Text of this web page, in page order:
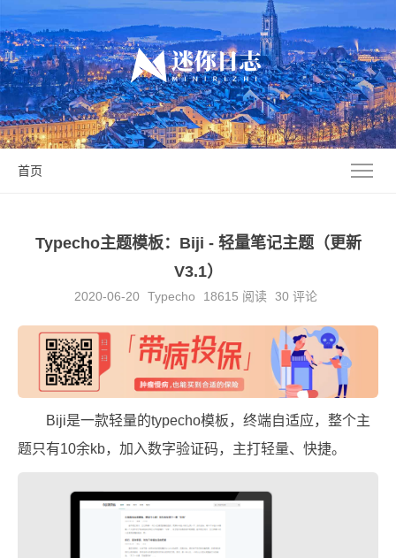
首页
Typecho主题模板：Biji - 轻量笔记主题（更新
V3.1）
2020-06-20 Typecho 18615 阅读 30 评论
Biji是一款轻量的typecho模板，终端自适应，整个主
题只有10余kb，加入数字验证码，主打轻量、快捷。